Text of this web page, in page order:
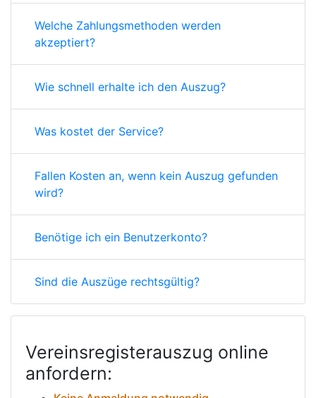
Welche Zahlungsmethoden werden
akzeptiert?
Wie schnell erhalte ich den Auszug?
Was kostet der Service?
Fallen Kosten an, wenn kein Auszug gefunden
wird?
Benötige ich ein Benutzerkonto?
Sind die Auszüge rechtsgültig?
Vereinsregisterauszug online
anfordern: